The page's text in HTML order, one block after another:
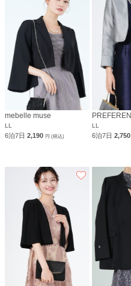
mebelle muse
LL
6泊7日 2,190 円 (税込)
LL
6泊7日